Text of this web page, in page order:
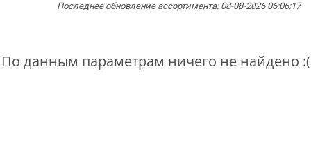
Последнее обновление ассортимента: 08-08-2026 06:06:17
По данным параметрам ничего не найдено :(